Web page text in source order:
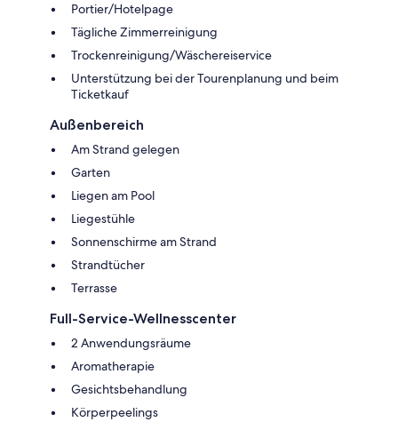
Portier/Hotelpage
Tägliche Zimmerreinigung
Trockenreinigung/Wäschereiservice
Unterstützung bei der Tourenplanung und beim
Ticketkauf
Außenbereich
Am Strand gelegen
Garten
Liegen am Pool
Liegestühle
Sonnenschirme am Strand
Strandtücher
Terrasse
Full-Service-Wellnesscenter
2 Anwendungsräume
Aromatherapie
Gesichtsbehandlung
Körperpeelings